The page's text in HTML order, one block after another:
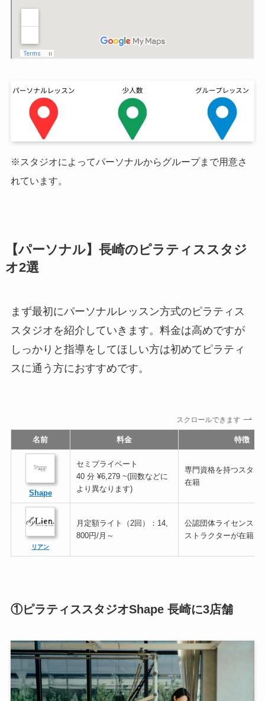
※スタジオによってパーソナルからグループまで用意さ
れています。
【パーソナル】長崎のピラティススタジ
オ2選
まず最初にパーソナルレッスン方式のピラティス
スタジオを紹介していきます。料金は高めですが
しっかりと指導をしてほしい方は初めてピラティ
スに通う方におすすめです。
スクロールできます
名前 料金 特徴
Shape
セミプライベート
40 分 ¥6,279 ~(回数などに
より異なります)
専門資格を持つスタッ
在籍
リアン
月定額ライト（2回）：14,
800円/月～
公認団体ライセンスを
ストラクターが在籍
①ピラティススタジオShape 長崎に3店舗